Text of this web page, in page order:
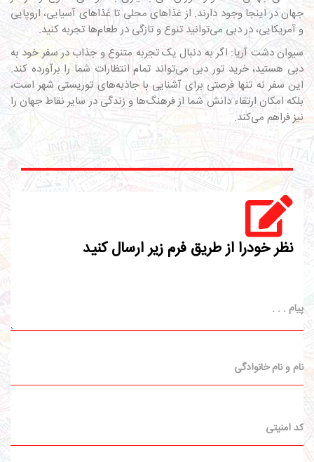
جهان در اینجا وجود دارند. از غذاهای محلی تا غذاهای آسیایی، اروپایی
و آمریکایی، در دبی می‌توانید تنوع و تازگی در طعام‌ها تجربه کنید.
سیوان دشت آریا: اگر به دنبال یک تجربه متنوع و جذاب در سفر خود به
دبی هستید، خرید تور دبی می‌تواند تمام انتظارات شما را برآورده کند.
این سفر نه تنها فرصتی برای آشنایی با جاذبه‌های توریستی شهر است،
بلکه امکان ارتقاء دانش شما از فرهنگ‌ها و زندگی در سایر نقاط جهان را
نیز فراهم می‌کند.
نظر خودرا از طریق فرم زیر ارسال کنید